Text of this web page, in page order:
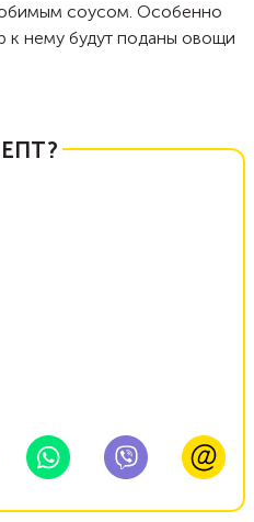
соусом. Особенно
к нему будут поданы овощи